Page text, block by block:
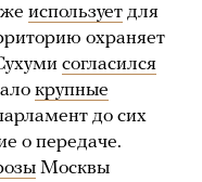
использует для
охраняет
согласился
крупные
до сих
о передаче.
Москвы